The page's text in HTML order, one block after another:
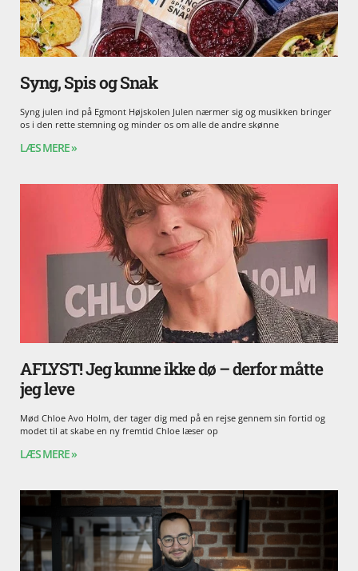
Syng, Spis og Snak
Syng julen ind på Egmont Højskolen Julen nærmer sig og musikken bringer
os i den rette stemning og minder os om alle de andre skønne
LÆS MERE »
AFLYST! Jeg kunne ikke dø – derfor måtte
jeg leve
Mød Chloe Avo Holm, der tager dig med på en rejse gennem sin fortid og
modet til at skabe en ny fremtid Chloe læser op
LÆS MERE »